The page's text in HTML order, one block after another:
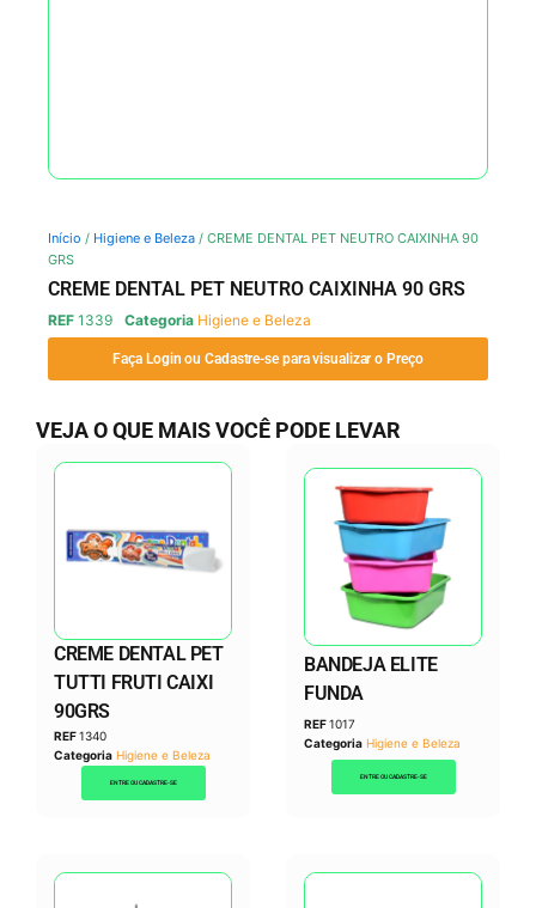
Início / Higiene e Beleza / CREME DENTAL PET NEUTRO CAIXINHA 90
GRS
CREME DENTAL PET NEUTRO CAIXINHA 90 GRS
REF 1339 Categoria Higiene e Beleza
Faça Login ou Cadastre-se para visualizar o Preço
VEJA O QUE MAIS VOCÊ PODE LEVAR
CREME DENTAL PET
TUTTI FRUTI CAIXI
90GRS
REF1340
Categoria Higiene e Beleza
ENTRE OU CADASTRE-SE
BANDEJA ELITE
FUNDA
REF1017
Categoria Higiene e Beleza
ENTRE OU CADASTRE-SE